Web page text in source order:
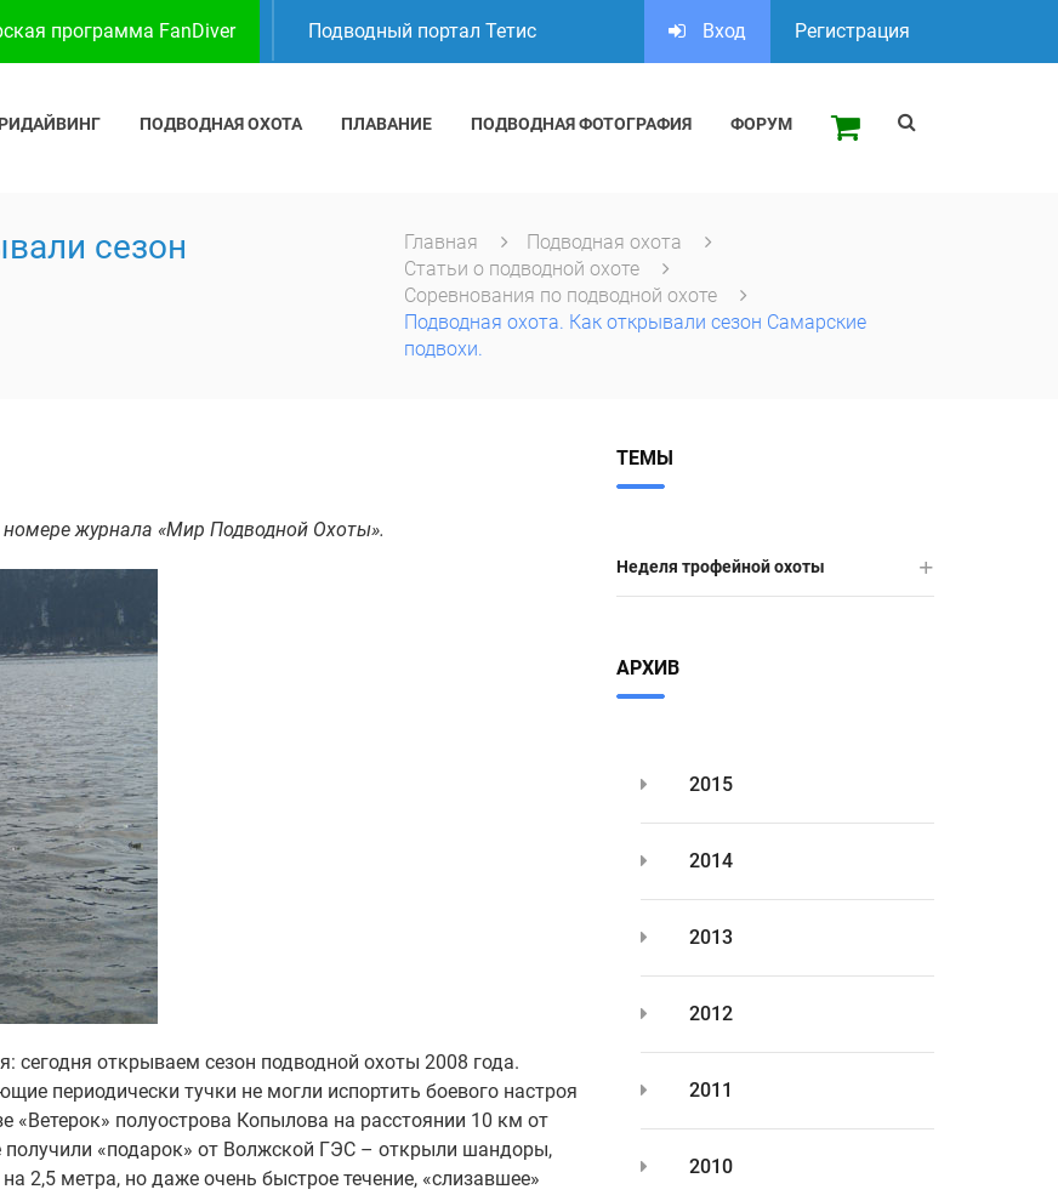
программа FanDiver Подводный портал Тетис Вход Регистрация
ПОДВОДНАЯ ОХОТА ПЛАВАНИЕ ПОДВОДНАЯ ФОТОГРАФИЯ ФОРУМ
сезон
Главная
Подводная охота
Статьи о подводной охоте
Соревнования по подводной охоте
Подводная охота. Как открывали сезон Самарские
подвохи.
номере журнала «Мир Подводной Охоты».
сегодня открываем сезон подводной охоты 2008 года.
периодически тучки не могли испортить боевого настроя
«Ветерок» полуострова Копылова на расстоянии 10 км от
«подарок» от Волжской ГЭС – открыли шандоры,
2,5 метра, но даже очень быстрое течение, «слизавшее»
ТЕМЫ
Неделя трофейной охоты
АРХИВ
2015
2014
2013
2012
2011
2010